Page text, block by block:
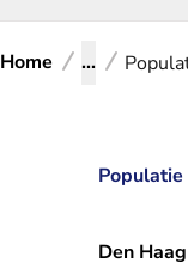
Home ...
Den Haag